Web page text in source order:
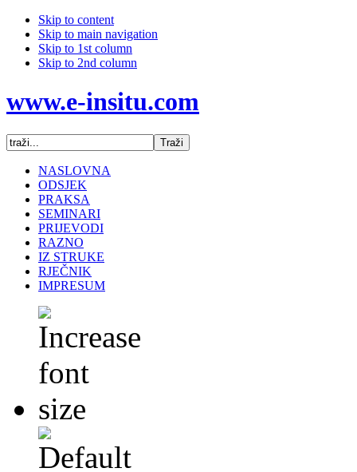
Skip to content
Skip to main navigation
Skip to 1st column
Skip to 2nd column
www.e-insitu.com
NASLOVNA
ODSJEK
PRAKSA
SEMINARI
PRIJEVODI
RAZNO
IZ STRUKE
RJEČNIK
IMPRESUM